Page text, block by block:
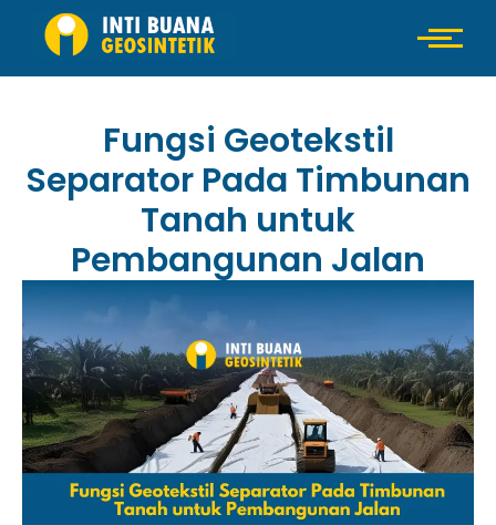
Fungsi Geotekstil
Separator Pada Timbunan
Tanah untuk
Pembangunan Jalan